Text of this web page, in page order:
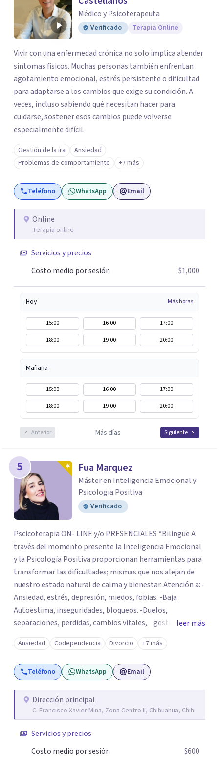
Médico y Psicoterapeuta
Verificado Terapia Online
Vivir con una enfermedad crónica no solo implica atender
síntomas físicos. Muchas personas también enfrentan
agotamiento emocional, estrés persistente o dificultad
para adaptarse a los cambios que exige su condición. A
veces, incluso sabiendo qué necesitan hacer para
cuidarse, sostener esos cambios puede volverse
especialmente difícil.
Gestión de la ira
Ansiedad
Problemas de comportamiento
+7 más
Teléfono WhatsApp Email
Online
Terapia online
Servicios y precios
Costo medio por sesión
$1,000
Hoy Más horas
15:00 16:00
17:00
18:00
19:00 20:00
Mañana
15:00 16:00
17:00
18:00
19:00 20:00
Anterior Más días Siguiente
5 Fua Marquez
Máster en Inteligencia Emocional y
Psicología Positiva
Verificado
Pscicoterapia ON- LINE y/o PRESENCIALES *Bilingüe A
través del momento presente la Inteligencia Emocional
y la Psicología Positiva proporcionan herramientas para
transformar las dificultades; mismas que nos alejan de
nuestro estado natural de calma y bienestar. Atención a: -
Ansiedad, estrés, depresión, miedos, fobias. -Baja
Autoestima, inseguridades, bloqueos. -Duelos,
separaciones, perdidas, cambios vitales, gestión de
emociones, tristeza, ira, soledad. Si deseas resolver una
situación determinada o realizar cambios en tu vida, el
asesoramiento profesional será la clave para encontrar
las herramientas adecuadas para superar tanto la
a lo largo de tu vida. Realizar la correcta gestión de las
mismas de manera consciente y sana evita que se queden
futuros conflictos. Inteligencia Emocional Fúa I.
Márquez Master en Inteligencia Emocional Universidad
leer más
Ansiedad Codependencia Divorcio +7 más
Teléfono WhatsApp Email
Dirección principal
C. Francisco Xavier Mina, Zona Centro II, Chihuahua, Chih.
Servicios y precios
Costo medio por sesión
$600